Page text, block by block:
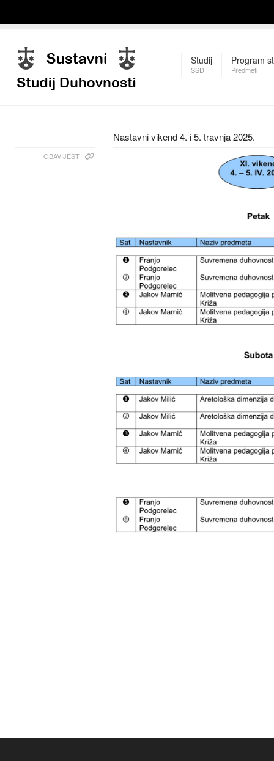
Studij
SSD
Program
Predmeti
Nastavni vikend 4. i 5. travnja 2025.
OBAVIJEST